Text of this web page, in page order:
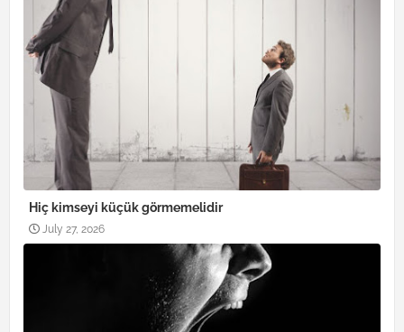
Hiç kimseyi küçük görmemelidir
July 27, 2026